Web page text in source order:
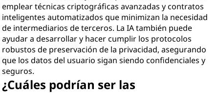
emplear técnicas criptográficas avanzadas y contratos
inteligentes automatizados que minimizan la necesidad
de intermediarios de terceros. La IA también puede
ayudar a desarrollar y hacer cumplir los protocolos
robustos de preservación de la privacidad, asegurando
que los datos del usuario sigan siendo confidenciales y
seguros.
¿Cuáles podrían ser las